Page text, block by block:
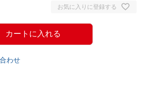
お気に入りに登録する
カートに入れる
わせ